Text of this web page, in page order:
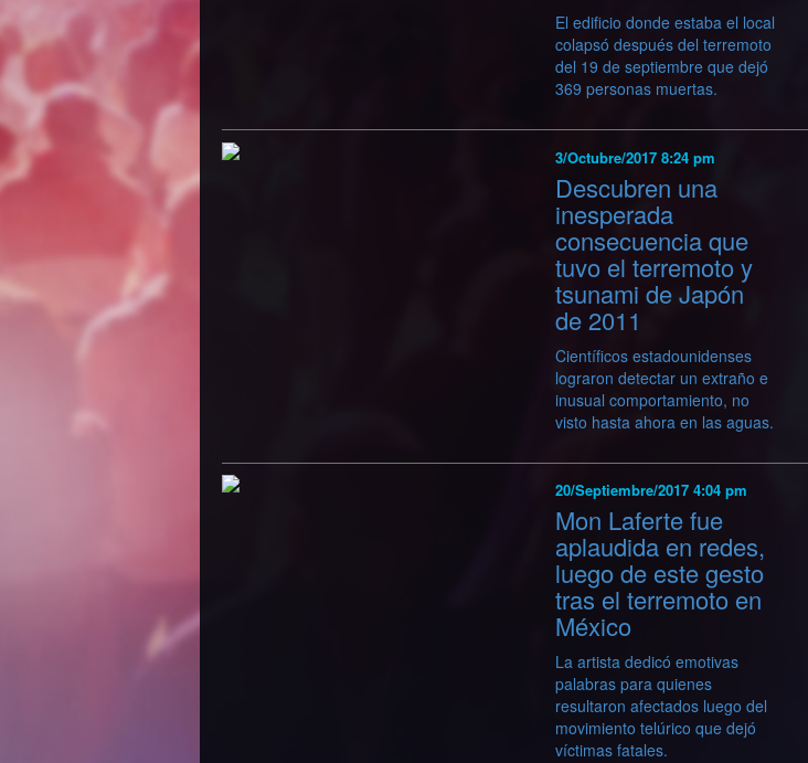
El edificio donde estaba el local
colapsó después del terremoto
del 19 de septiembre que dejó
369 personas muertas.
3/Octubre/2017 8:24 pm
Descubren una
inesperada
consecuencia que
tuvo el terremoto y
tsunami de Japón
de 2011
Científicos estadounidenses
lograron detectar un extraño e
inusual comportamiento, no
visto hasta ahora en las aguas.
20/Septiembre/2017 4:04 pm
Mon Laferte fue
aplaudida en redes,
luego de este gesto
tras el terremoto en
México
La artista dedicó emotivas
palabras para quienes
resultaron afectados luego del
movimiento telúrico que dejó
víctimas fatales.